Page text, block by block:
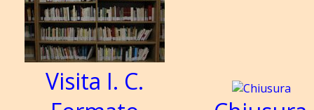
Visita I. C.